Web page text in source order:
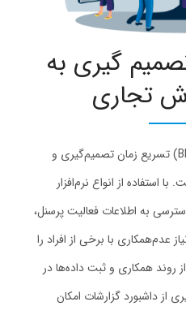
گیری به
تجاری
اصلی‌ترین مزیت هوش تجاری (BI) تسریع زمان تصمیم‌گیری و
استفاده از انواع نرم‌افزار
به اطلاعات فعالیت پرسنل،
عدم‌همکاری با برخی از افراد را
روند همکاری و ثبت داده‌ها در
از داشبورد گزارشات امکان